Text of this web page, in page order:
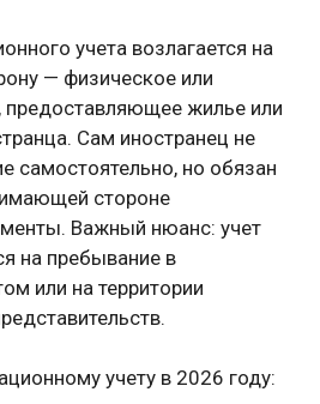
учета возлагается на
— физическое или
жилье или
Сам иностранец не
самостоятельно, но обязан
стороне
Важный нюанс: учет
на пребывание в
или на территории
учету в 2026 году: